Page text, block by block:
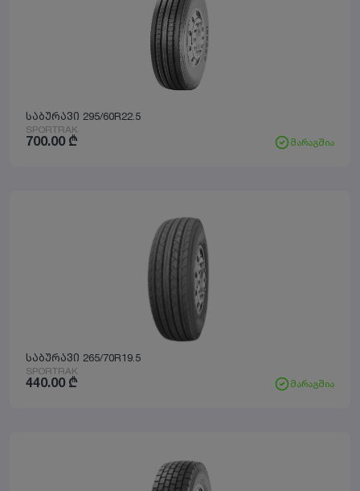
საბურავი 295/60R22.5
SPORTRAK
მარაგშია
700.00 ₾
საბურავი 265/70R19.5
SPORTRAK
მარაგშია
440.00 ₾